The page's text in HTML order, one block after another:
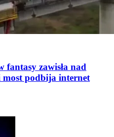
zawisła nad
most podbija internet